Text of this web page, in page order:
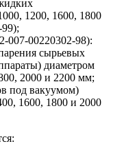
1200, 1600, 1800
007-00220302-98):
сырьевых
диаметром
2000 и 2200 мм;
под вакуумом)
1600, 1800 и 2000